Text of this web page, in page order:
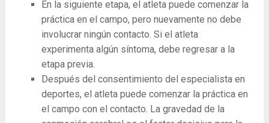
En la siguiente etapa, el atleta puede comenzar la
práctica en el campo, pero nuevamente no debe
involucrar ningún contacto. Si el atleta
experimenta algún síntoma, debe regresar a la
etapa previa.
Después del consentimiento del especialista en
deportes, el atleta puede comenzar la práctica en
el campo con el contacto. La gravedad de la